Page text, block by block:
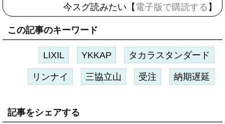
今スグ読みたい【 電子版で購読する 】
この記事のキーワード
LIXIL YKKAP タカラスタンダード
リンナイ 三協立山 受注 納期遅延
記事をシェアする